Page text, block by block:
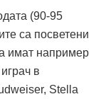
(90-95
са посветени
имат например
в
Stella